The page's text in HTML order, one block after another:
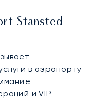
Stansted
в аэропорту
и VIP-